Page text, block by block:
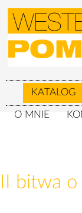
KATALOG
O MNIE
II bitwa